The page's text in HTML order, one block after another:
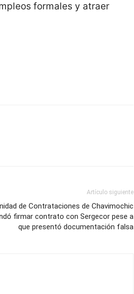
formales y atraer
Artículo siguiente
de Contrataciones de Chavimochic
firmar contrato con Sergecor pese a
que presentó documentación falsa